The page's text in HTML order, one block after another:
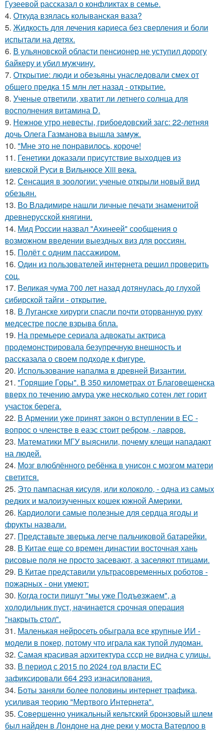
Гузеевой рассказал о конфликтах в семье.
4. Откуда взялась колыванская ваза?
5. Жидкость для лечения кариеса без сверления и боли
испытали на детях.
6. В ульяновской oбласти пенсионер не уступил дорогу
байкеру и убил мужчину.
7. Открытие: люди и обезьяны унаследовали смех от
общего предка 15 млн лет назад - открытие.
8. Ученые ответили, хватит ли летнего солнца для
восполнения витамина D.
9. Нежное утро невесты, грибоедовский загс: 22-летняя
дочь Олега Газманова вышла замуж.
10. "Мне это не понравилось, короче!
11. Генетики доказали присутствие выходцев из
киевской Руси в Вильнюсе Xiii века.
12. Сенсация в зоологии: ученые открыли новый вид
обезьян.
13. Во Владимире нашли личные печати знаменитой
древнерусской княгини.
14. Мид России назвал "Ахинеей" сообщения о
возможном введении выездных виз для россиян.
15. Полёт с одним пассажиром.
16. Один из пользователей интернета решил проверить
соц.
17. Великая чума 700 лет назад дотянулась до глухой
сибирской тайги - открытие.
18. В Луганске хирурги спасли почти оторванную руку
медсестре после взрыва бпла.
19. На премьере сериала адвокаты актриса
продемонстрировала безупречную внешность и
рассказала о своем подходе к фигуре.
20. Использование напалма в древней Византии.
21. "Горящие Горы". В 350 километрах от Благовещенска
вверх по течению амура уже несколько сотен лет горит
участок берега.
22. В Армении уже принят закон о вступлении в ЕС -
вопрос о членстве в еаэс стоит ребром, - лавров.
23. Математики МГУ выяснили, почему клещи нападают
на людей.
24. Мозг влюблённого ребёнка в унисон с мозгом матери
светится.
25. Это пампасная кисуля, или колоколо, - одна из самых
редких и малоизученных кошек южной Америки.
26. Кардиологи самые полезные для сердца ягоды и
фрукты назвали.
27. Представьте зверька легче пальчиковой батарейки.
28. В Китае еще со времен династии восточная хань
рисовые поля не просто засевают, а заселяют птицами.
29. В Китае представили ультрасовременных роботов -
пожарных - они умеют:
30. Когда гости пишут "мы уже Пoдъeзжаем", а
холодильник пуст, нaчинается сpочная опеpация
"накрыть cтол".
31. Маленькая нейросеть обыграла все крупные ИИ -
модели в покер, потому что играла как тупой лудоман.
32. Самая красивая архитектура ссср не видна с улицы.
33. В период с 2015 по 2024 год власти ЕС
зафиксировали 664 293 изнасилования.
34. Боты заняли более половины интернет трафика,
усиливая теорию "Мертвого Интернета".
35. Совершенно уникальный кельтский бронзовый шлем
был найден в Лондоне на дне реки у моста Ватерлоо в